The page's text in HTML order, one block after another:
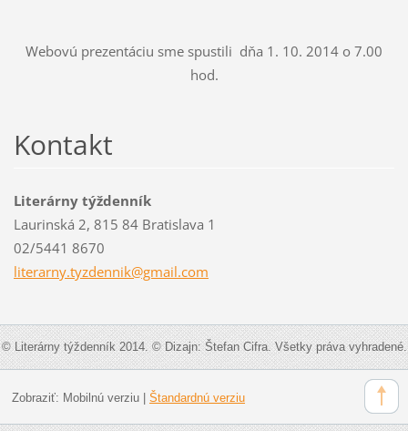
Webovú prezentáciu sme spustili dňa 1. 10. 2014 o 7.00
hod.
Kontakt
Literárny týždenník
Laurinská 2, 815 84 Bratislava 1
02/5441 8670
literarny.tyzdennik@gmail.com
© Literárny týždenník 2014. © Dizajn: Štefan Cifra. Všetky práva vyhradené.
Zobraziť: Mobilnú verziu| Štandardnú verziu